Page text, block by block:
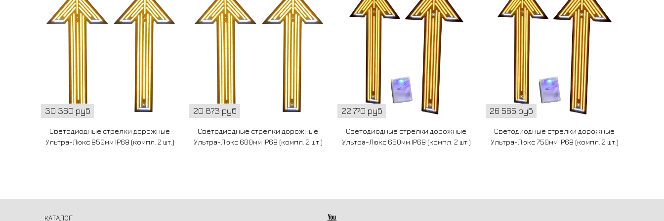
30 360 руб
Светодиодные стрелки дорожные
Ультра-Люкс 850мм IP68 (компл. 2 шт.)
20 873 руб
Светодиодные стрелки дорожные
Ультра-Люкс 600мм IP68 (компл. 2 шт.)
22 770 руб
Светодиодные стрелки дорожные
Ультра-Люкс 650мм IP68 (компл. 2 шт.)
26 565 руб
Светодиодные стрелки дорожные
Ультра-Люкс 750мм IP68 (компл. 2 шт.)
КАТАЛОГ